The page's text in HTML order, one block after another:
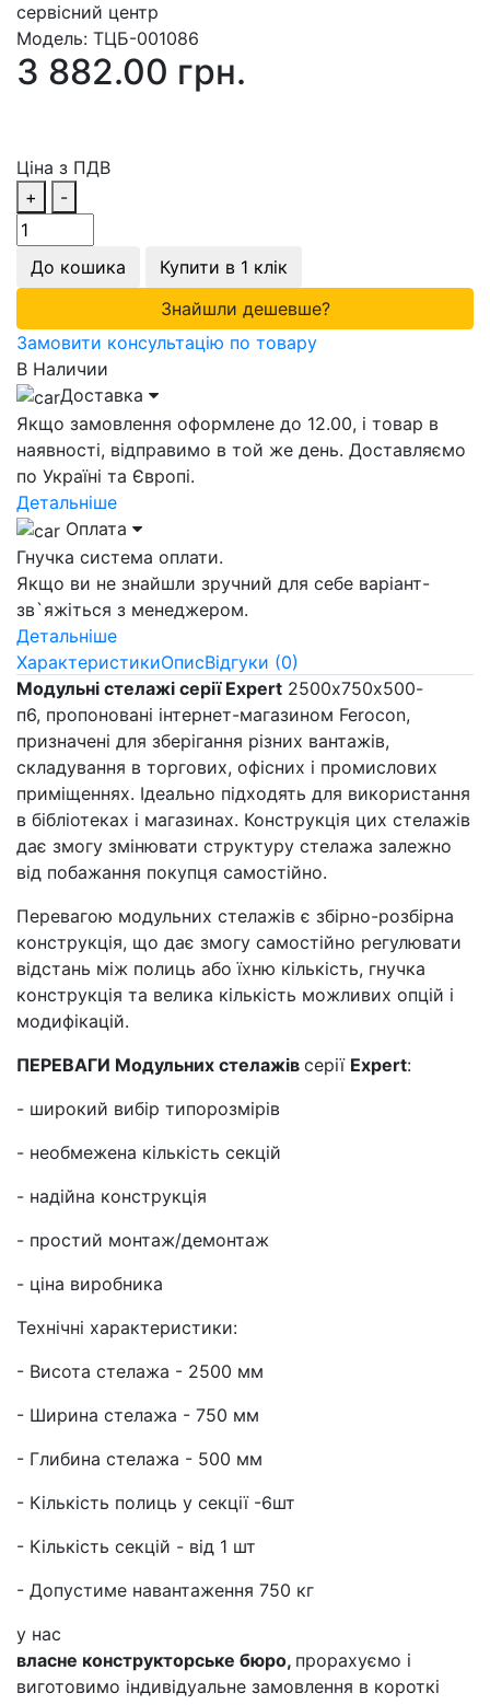
сервісний центр
Модель: ТЦБ-001086
3 882.00 грн.
Ціна з ПДВ
+
-
До кошика
Купити в 1 клік
Знайшли дешевше?
Замовити консультацію по товару
В Наличии
Доставка
Якщо замовлення оформлене до 12.00, і товар в
наявності, відправимо в той же день. Доставляємо
по Україні та Європі.
Детальніше
Оплата
Гнучка система оплати.
Якщо ви не знайшли зручний для себе варіант-
зв`яжіться з менеджером.
Детальніше
ХарактеристикиОписВідгуки (0)
Модульні стелажі серії Expert 2500х750х500-
п6, пропоновані інтернет-магазином Ferocon,
призначені для зберігання різних вантажів,
складування в торгових, офісних і промислових
приміщеннях. Ідеально підходять для використання
в бібліотеках і магазинах. Конструкція цих стелажів
дає змогу змінювати структуру стелажа залежно
від побажання покупця самостійно.
Перевагою модульних стелажів є збірно-розбірна
конструкція, що дає змогу самостійно регулювати
відстань між полиць або їхню кількість, гнучка
конструкція та велика кількість можливих опцій і
модифікацій.
ПЕРЕВАГИ Модульних стелажів серії Expert:
- широкий вибір типорозмірів
- необмежена кількість секцій
- надійна конструкція
- простий монтаж/демонтаж
- ціна виробника
Технічні характеристики:
- Висота стелажа - 2500 мм
- Ширина стелажа - 750 мм
- Глибина стелажа - 500 мм
- Кількість полиць у секції -6шт
- Кількість секцій - від 1 шт
- Допустиме навантаження 750 кг
у нас
власне конструкторське бюро, прорахуємо і
виготовимо індивідуальне замовлення в короткі